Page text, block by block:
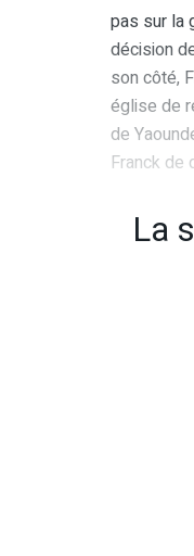
pas sur la
décision
son côté,
église de
de
Franck de
La